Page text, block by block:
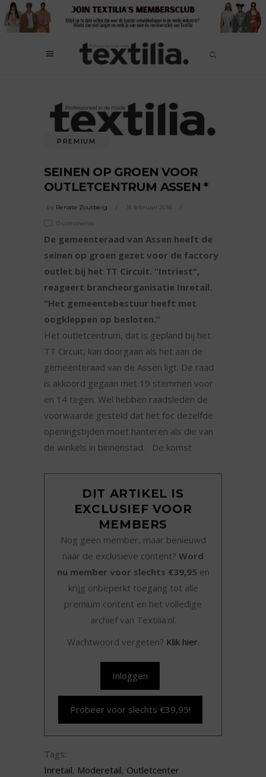
PREMIUM
SEINEN OP GROEN VOOR
OUTLETCENTRUM ASSEN *
by Renate Zoutberg 15 februari 2016
0 comments
De gemeenteraad van Assen heeft de
seinen op groen gezet voor de factory
outlet bij het TT Circuit. “Intriest",
reageert brancheorganisatie Inretail.
"Het gemeentebestuur heeft met
oogkleppen op besloten.”
Het outletcentrum, dat is gepland bij het
TT Circuit, kan doorgaan als het aan de
gemeenteraad van de Assen ligt. De raad
is akkoord gegaan met 19 stemmen voor
en 14 tegen. Wel hebben raadsleden de
voorwaarde gesteld dat het foc dezelfde
openingstijden moet hanteren als die van
de winkels in binnenstad. De komst
DIT ARTIKEL IS
EXCLUSIEF VOOR
MEMBERS
Nog geen member, maar benieuwd
naar de exclusieve content? Word
nu member voor slechts €39,95 en
krijg onbeperkt toegang tot alle
premium content en het volledige
archief van Textilia.nl.
Wachtwoord vergeten? Klik hier.
Inloggen
Probeer voor slechts €39,95!
Tags:
Inretail, Moderetail, Outletcenter